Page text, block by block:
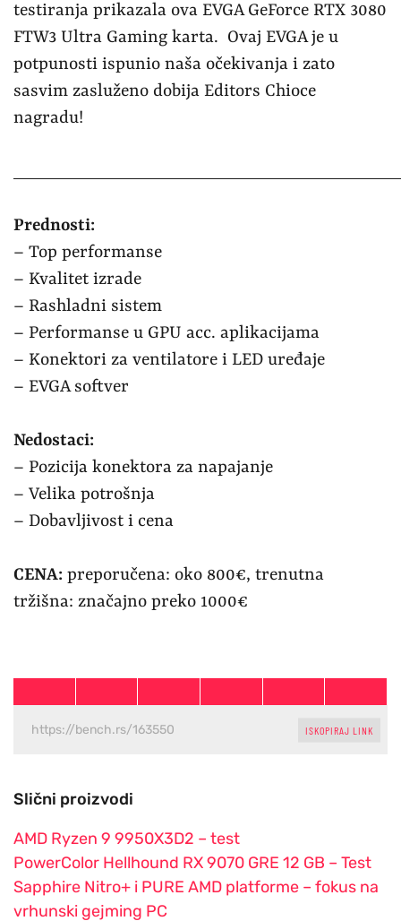
testiranja prikazala ova EVGA GeForce RTX 3080
FTW3 Ultra Gaming karta. Ovaj EVGA je u
potpunosti ispunio naša očekivanja i zato
sasvim zasluženo dobija Editors Chioce
nagradu!
Prednosti:
– Top performanse
– Kvalitet izrade
– Rashladni sistem
– Performanse u GPU acc. aplikacijama
– Konektori za ventilatore i LED uređaje
– EVGA softver
Nedostaci:
– Pozicija konektora za napajanje
– Velika potrošnja
– Dobavljivost i cena
CENA: preporučena: oko 800€, trenutna
tržišna: značajno preko 1000€
ISKOPIRAJ LINK
Slični proizvodi
AMD Ryzen 9 9950X3D2 – test
PowerColor Hellhound RX 9070 GRE 12 GB – Test
Sapphire Nitro+ i PURE AMD platforme – fokus na
vrhunski gejming PC